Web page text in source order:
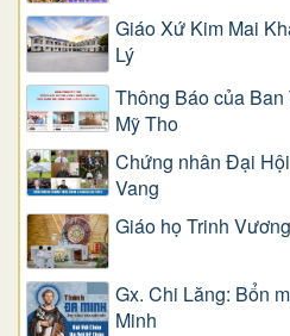
Giáo Xứ Kim Mai
Lý
Thông Báo của
Mỹ Tho
Chứng nhân Đại
Vang
Giáo họ Trinh
Gx. Chi Lăng: Bổn
Minh